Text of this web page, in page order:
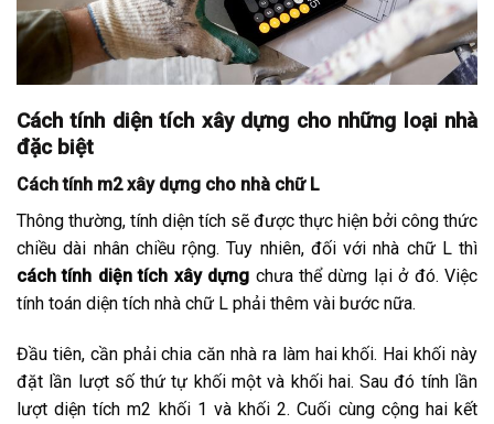
Cách tính diện tích xây dựng cho những loại nhà
đặc biệt
Cách tính m2 xây dựng cho nhà chữ L
Thông thường, tính diện tích sẽ được thực hiện bởi công thức
chiều dài nhân chiều rộng. Tuy nhiên, đối với nhà chữ L thì
cách tính diện tích xây dựng chưa thể dừng lại ở đó. Việc
tính toán diện tích nhà chữ L phải thêm vài bước nữa.
Đầu tiên, cần phải chia căn nhà ra làm hai khối. Hai khối này
đặt lần lượt số thứ tự khối một và khối hai. Sau đó tính lần
lượt diện tích m2 khối 1 và khối 2. Cuối cùng cộng hai kết